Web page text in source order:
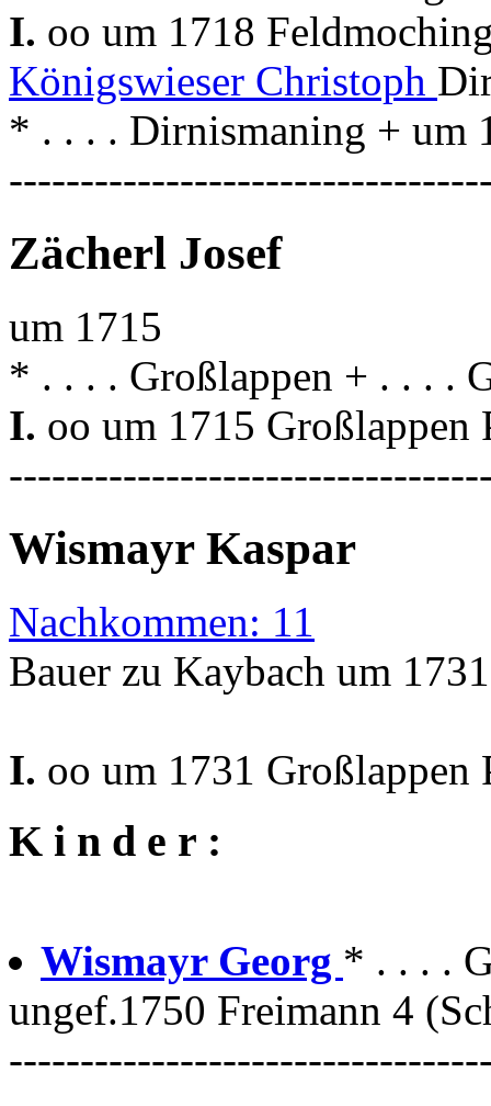
I. oo um 1718
Königswieser Christoph
* . . . . Dirnismaning + um
Zächerl Josef
um 1715
* . . . . Großlappen + . . . .
I. oo um 1715 Großlappen
Wismayr Kaspar
Nachkommen: 11
Bauer zu Kaybach um 1731
I. oo um 1731 Großlappen
K i n d e r :
Wismayr Georg * . . . .
ungef.1750 Freimann 4